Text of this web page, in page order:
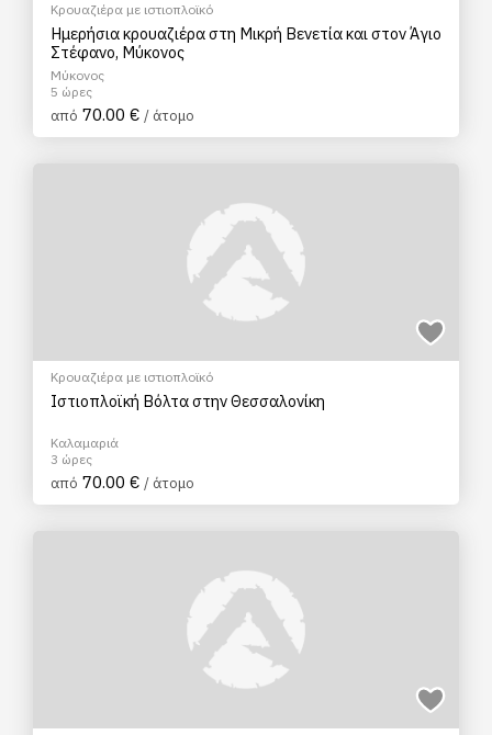
Κρουαζιέρα με ιστιοπλοϊκό
Hμερήσια κρουαζιέρα στη Μικρή Βενετία και στον Άγιο
Στέφανο, Μύκονος
Μύκονος
5 ώρες
από 70.00 € / άτομο
Κρουαζιέρα με ιστιοπλοϊκό
Ιστιοπλοϊκή Βόλτα στην Θεσσαλονίκη
Καλαμαριά
3 ώρες
από 70.00 € / άτομο